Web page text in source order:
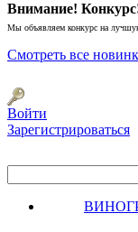
Внимание!
Мы объявляем конкурс на
Смотреть все
Войти
Зарегистрироваться